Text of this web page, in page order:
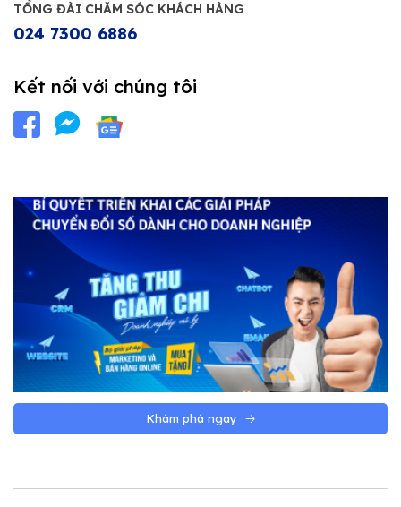
TỔNG ĐÀI CHĂM SÓC KHÁCH HÀNG
024 7300 6886
Kết nối với chúng tôi
Khám phá ngay